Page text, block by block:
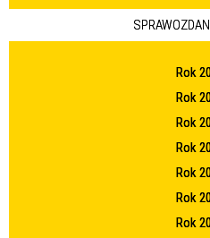
Rok
Rok
Rok
Rok
Rok
Rok
Rok